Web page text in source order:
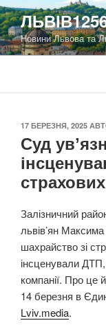
Перейти
до
вмістуНовини Львова та
ОПУБЛІКОВАНО
17 БЕРЕЗНЯ, 2025
Суд
Залізничний
львів’ян
шахрайство зі
інсценували
компанії. Про це
14 березня в
Lviv.media.